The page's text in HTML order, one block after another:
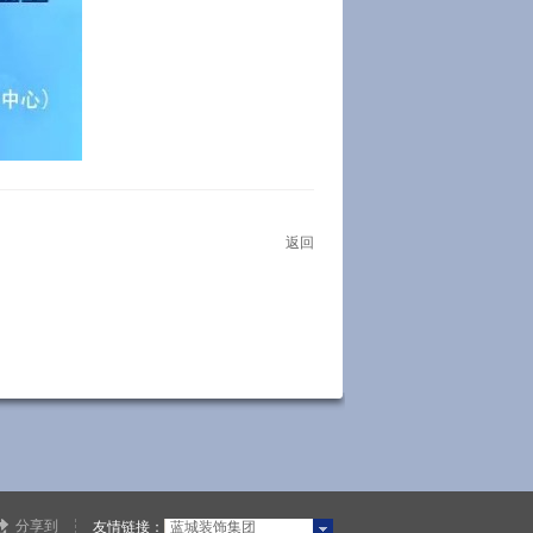
返回
分享到 蓝城装饰集团
友情链接：